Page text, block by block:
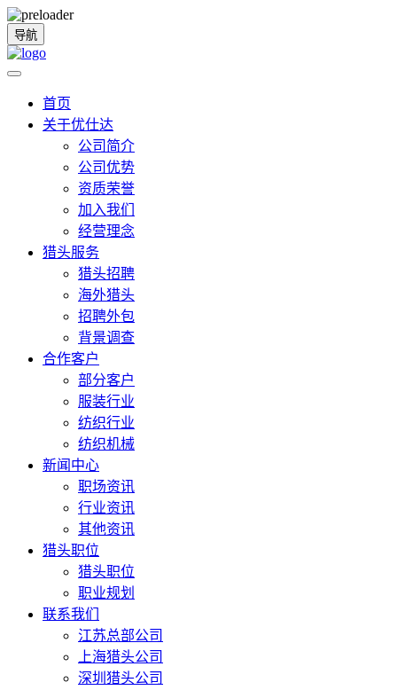
导航
首页
关于优仕达
公司简介
公司优势
资质荣誉
加入我们
经营理念
猎头服务
猎头招聘
海外猎头
招聘外包
背景调查
合作客户
部分客户
服装行业
纺织行业
纺织机械
新闻中心
职场资讯
行业资讯
其他资讯
猎头职位
猎头职位
职业规划
联系我们
江苏总部公司
上海猎头公司
深圳猎头公司